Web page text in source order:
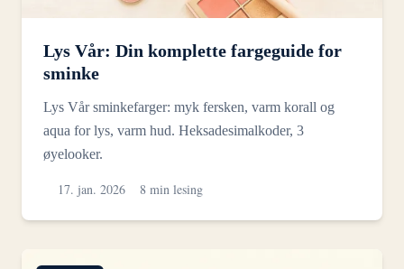
Lys Vår: Din komplette fargeguide for
sminke
Lys Vår sminkefarger: myk fersken, varm korall og
aqua for lys, varm hud. Heksadesimalkoder, 3
øyelooker.
17. jan. 2026 8 min lesing